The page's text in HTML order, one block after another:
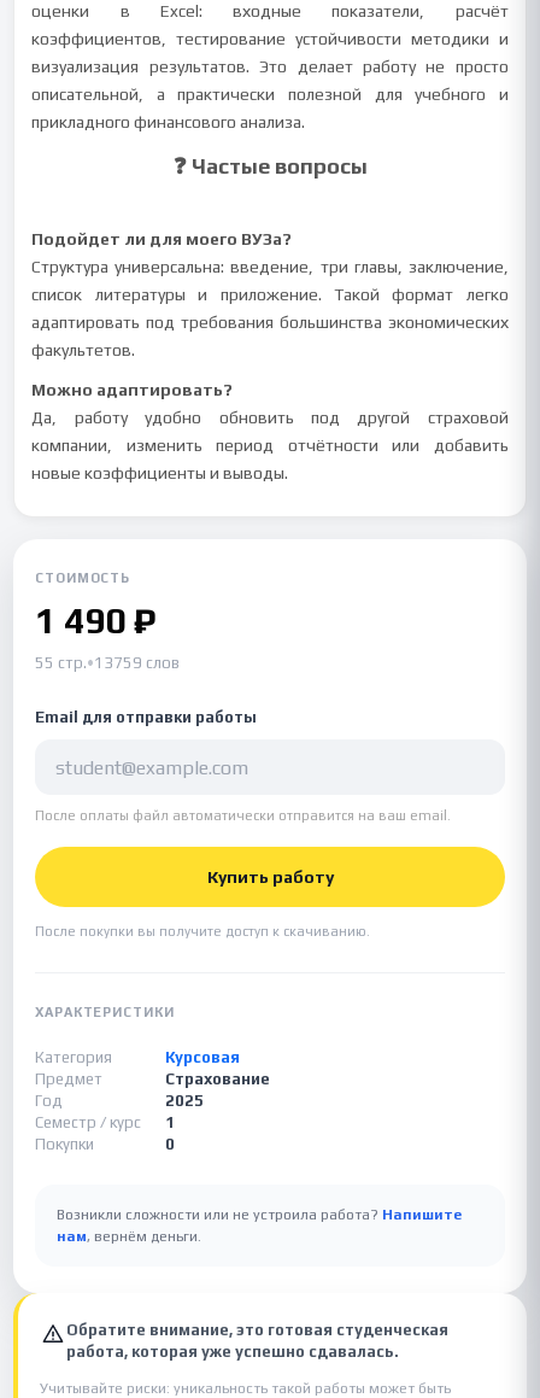
оценки в Excel: входные показатели, расчёт
коэффициентов, тестирование устойчивости методики и
визуализация результатов. Это делает работу не просто
описательной, а практически полезной для учебного и
прикладного финансового анализа.
❓ Частые вопросы
Подойдет ли для моего ВУЗа?
Структура универсальна: введение, три главы, заключение,
список литературы и приложение. Такой формат легко
адаптировать под требования большинства экономических
факультетов.
Можно адаптировать?
Да, работу удобно обновить под другой страховой
компании, изменить период отчётности или добавить
новые коэффициенты и выводы.
СТОИМОСТЬ
1 490 ₽
55 стр.•13759 слов
Email для отправки работы
После оплаты файл автоматически отправится на ваш email.
Купить работу
После покупки вы получите доступ к скачиванию.
ХАРАКТЕРИСТИКИ
Категория
Курсовая
Предмет
Страхование
Год
2025
Семестр / курс
1
Покупки
0
Возникли сложности или не устроила работа? Напишите
нам, вернём деньги.
Обратите внимание, это готовая студенческая
работа, которая уже успешно сдавалась.
Учитывайте риски: уникальность такой работы может быть